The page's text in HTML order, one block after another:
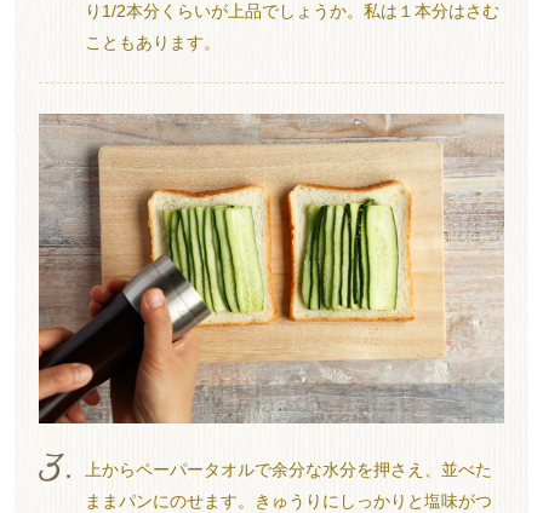
り1/2本分くらいが上品でしょうか。私は１本分はさむ
こともあります。
上からペーパータオルで余分な水分を押さえ、並べた
ままパンにのせます。きゅうりにしっかりと塩味がつ